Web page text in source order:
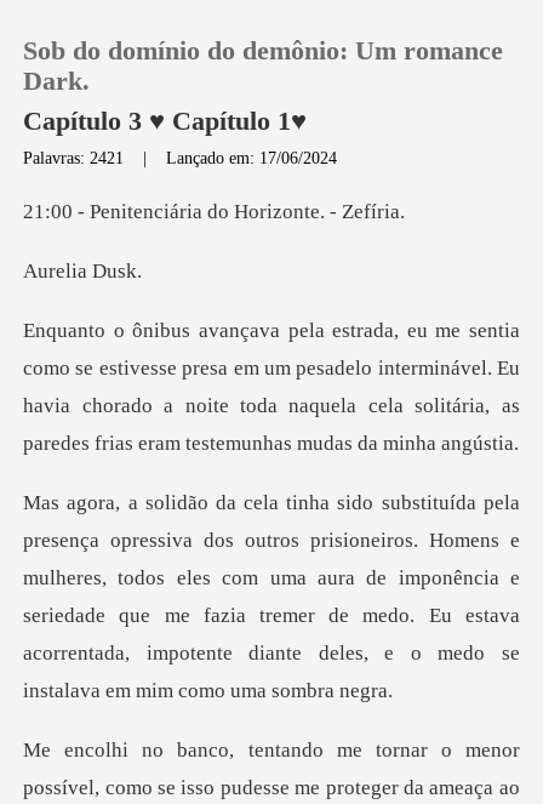
Histórico
Sob do domínio do demônio: Um romance
Dark.
Capítulo 3 ♥ Capítulo 1♥
Palavras: 2421 |Lançado em: 17/06/2024
ciária do Horiz
lia
resa em um pesadelo interminável. Eu
havia chorado a noite toda naquela c
. Homens e
mulheres, todos eles com uma aura de imponência e
seriedade que me fazia tremer de medo.